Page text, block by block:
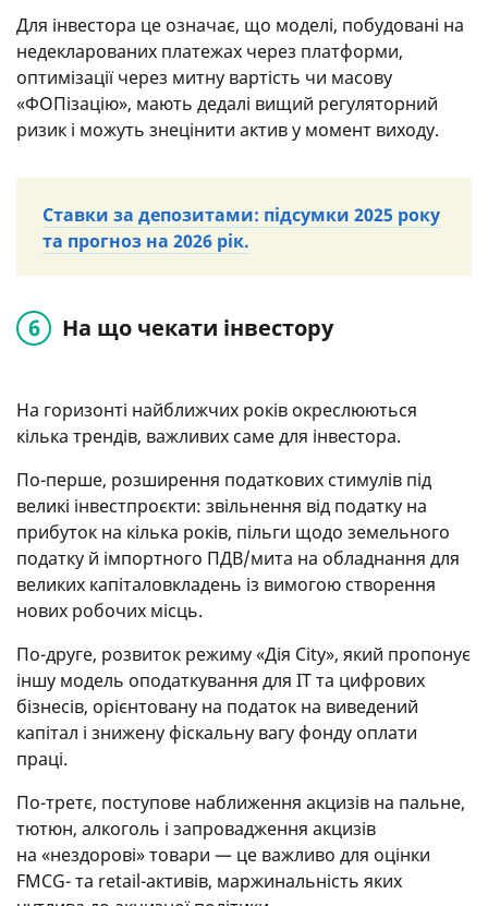
Для інвестора це означає, що моделі, побудовані на
недекларованих платежах через платформи,
оптимізації через митну вартість чи масову
«ФОПізацію», мають дедалі вищий регуляторний
ризик і можуть знецінити актив у момент виходу.
Ставки за депозитами: підсумки 2025 року
та прогноз на 2026 рік.
На що чекати інвестору
На горизонті найближчих років окреслюються
кілька трендів, важливих саме для інвестора.
По-перше, розширення податкових стимулів під
великі інвестпроєкти: звільнення від податку на
прибуток на кілька років, пільги щодо земельного
податку й імпортного ПДВ/мита на обладнання для
великих капіталовкладень із вимогою створення
нових робочих місць.
По-друге, розвиток режиму «Дія City», який пропонує
іншу модель оподаткування для ІТ та цифрових
бізнесів, орієнтовану на податок на виведений
капітал і знижену фіскальну вагу фонду оплати
праці.
По-третє, поступове наближення акцизів на пальне,
тютюн, алкоголь і запровадження акцизів
на «нездорові» товари — це важливо для оцінки
FMCG- та retail-активів, маржинальність яких